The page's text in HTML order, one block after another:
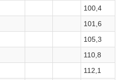
100,4
101,6
105,3
110,8
112,1